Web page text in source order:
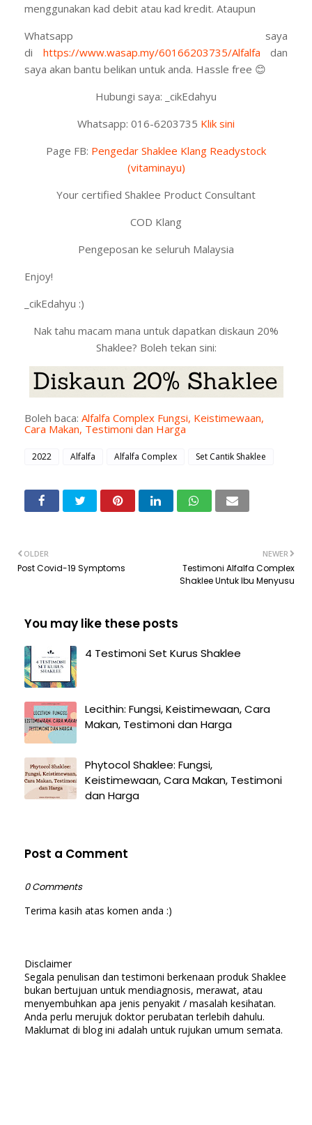
menggunakan kad debit atau kad kredit. Ataupun
Whatsapp saya
di https://www.wasap.my/60166203735/Alfalfa dan
saya akan bantu belikan untuk anda. Hassle free 😊
Hubungi saya: _cikEdahyu
Whatsapp: 016-6203735 Klik sini
Page FB: Pengedar Shaklee Klang Readystock
(vitaminayu)
Your certified Shaklee Product Consultant
COD Klang
Pengeposan ke seluruh Malaysia
Enjoy!
_cikEdahyu :)
Nak tahu macam mana untuk dapatkan diskaun 20%
Shaklee? Boleh tekan sini:
Boleh baca: Alfalfa Complex Fungsi, Keistimewaan,
Cara Makan, Testimoni dan Harga
2022 Alfalfa Alfalfa Complex Set Cantik Shaklee
NEWER
Testimoni Alfalfa Complex
Shaklee Untuk Ibu Menyusu
OLDER
Post Covid-19 Symptoms
You may like these posts
4 Testimoni Set Kurus Shaklee
Lecithin: Fungsi, Keistimewaan, Cara
Makan, Testimoni dan Harga
Phytocol Shaklee: Fungsi,
Keistimewaan, Cara Makan, Testimoni
dan Harga
Post a Comment
0 Comments
Terima kasih atas komen anda :)
Disclaimer
Segala penulisan dan testimoni berkenaan produk Shaklee
bukan bertujuan untuk mendiagnosis, merawat, atau
menyembuhkan apa jenis penyakit / masalah kesihatan.
Anda perlu merujuk doktor perubatan terlebih dahulu.
Maklumat di blog ini adalah untuk rujukan umum semata.